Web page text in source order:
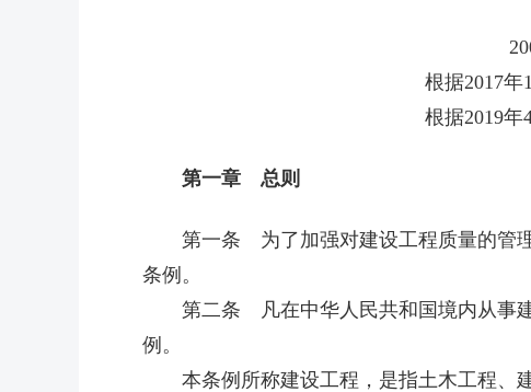
根据2017
根据2019
第一章 总则
第一条 为了加强对建设工程质量的管理
条例。
第二条 凡在中华人民共和国境内从事建
例。
本条例所称建设工程，是指土木工程、建